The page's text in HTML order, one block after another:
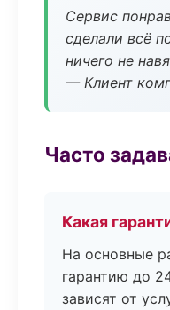
Сервис
сделали всё
ничего не
— Клиент
Часто
Какая
На основные
гарантию до
зависят от